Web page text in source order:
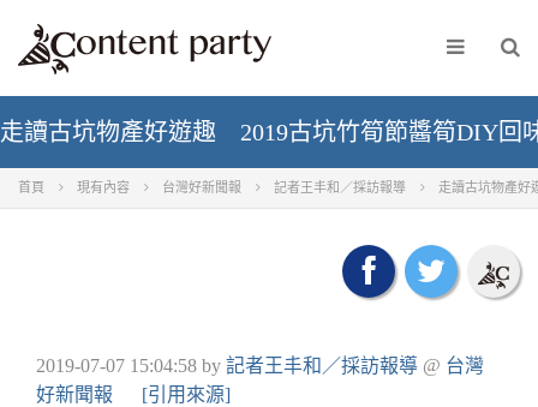
走讀古坑物產好遊趣 2019古坑竹筍節醬筍DIY回
首頁 現有內容 台灣好新聞報 記者王丰和／採訪報導 走讀古坑物產
2019-07-07 15:04:58 by 記者王丰和／採訪報導 @ 台灣
好新聞報
[引用來源]